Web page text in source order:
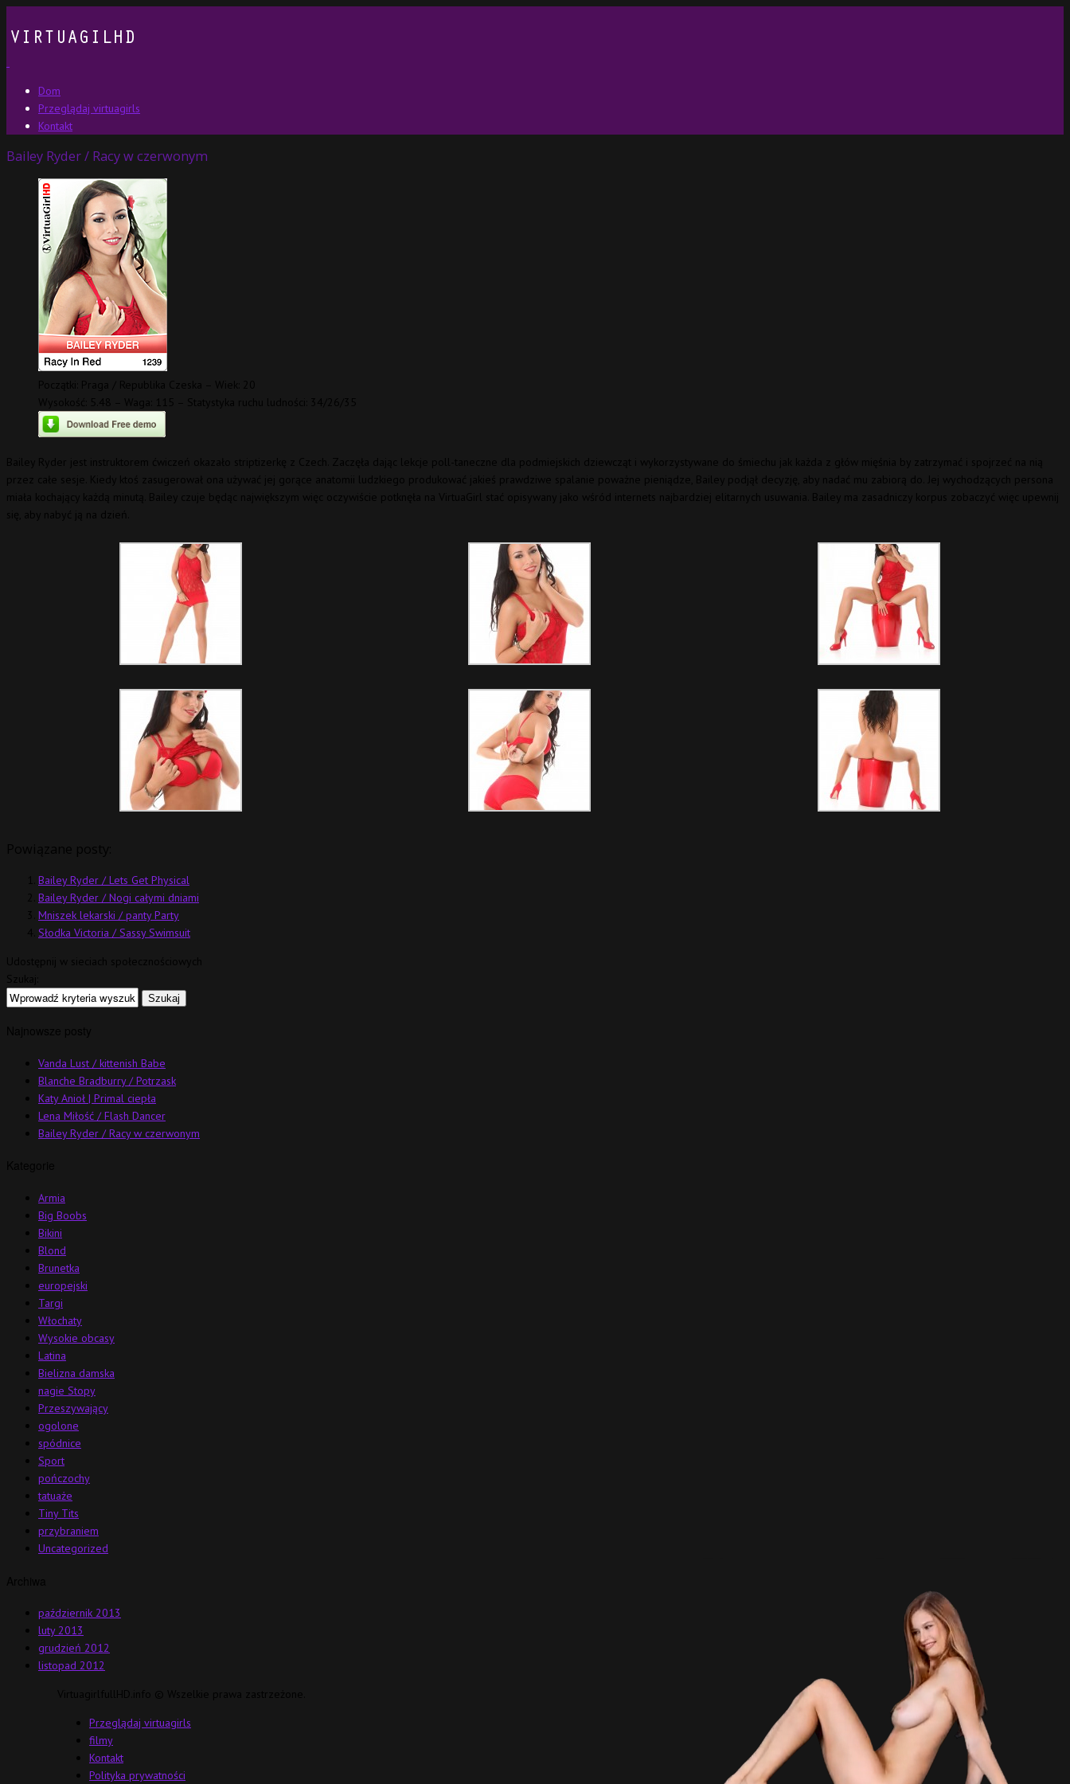
Dom
Przeglądaj virtuagirls
Kontakt
Bailey Ryder / Racy w czerwonym
Bailey Ryder / Lets Get Physical
Bailey Ryder / Nogi całymi dniami
Mniszek lekarski / panty Party
Słodka Victoria / Sassy Swimsuit
Vanda Lust / kittenish Babe
Blanche Bradburry / Potrzask
Katy Anioł | Primal ciepła
Lena Miłość / Flash Dancer
Bailey Ryder / Racy w czerwonym
Armia
Big Boobs
Bikini
Blond
Brunetka
europejski
Targi
Włochaty
Wysokie obcasy
Latina
Bielizna damska
nagie Stopy
Przeszywający
ogolone
spódnice
Sport
pończochy
tatuaże
Tiny Tits
przybraniem
Uncategorized
październik 2013
luty 2013
grudzień 2012
listopad 2012
Przeglądaj virtuagirls
filmy
Kontakt
Polityka prywatności